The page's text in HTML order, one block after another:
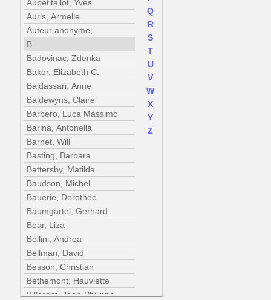
Aupetitallot, Yves
Auris, Armelle
Auteur anonyme,
B
Badovinac, Zdenka
Baker, Elizabeth C.
Baldassari, Anne
Baldewyns, Claire
Barbero, Luca Massimo
Barina, Antonella
Barnet, Will
Basting, Barbara
Battersby, Matilda
Baudson, Michel
Bauerie, Dorothée
Baumgärtel, Gerhard
Bear, Liza
Bellini, Andrea
Bellman, David
Besson, Christian
Béthemont, Hauviette
Billarant, Jean-Philippe
Q
R
S
T
U
V
W
X
Y
Z